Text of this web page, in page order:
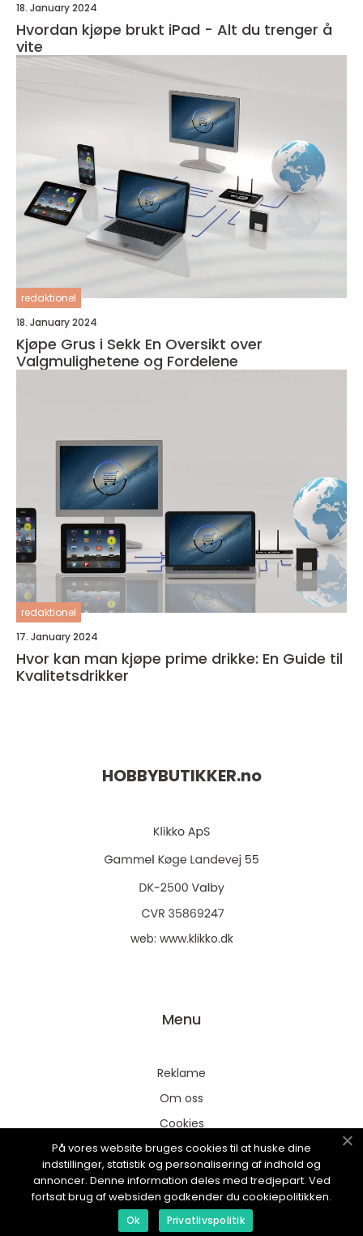
18. January 2024
Hvordan kjøpe brukt iPad - Alt du trenger å
vite
redaktionel
18. January 2024
Kjøpe Grus i Sekk En Oversikt over
Valgmulighetene og Fordelene
redaktionel
17. January 2024
Hvor kan man kjøpe prime drikke: En Guide til
Kvalitetsdrikker
HOBBYBUTIKKER.no
web: www.klikko.dk
Menu
Reklame
Om oss
Cookies
Kontakt Oss
Sitemap
På vores website bruges cookies til at huske dine
indstillinger, statistik og personalisering af indhold og
annoncer. Denne information deles med tredjepart. Ved
fortsat brug af websiden godkender du cookiepolitikken.
Ok Privatlivspolitik